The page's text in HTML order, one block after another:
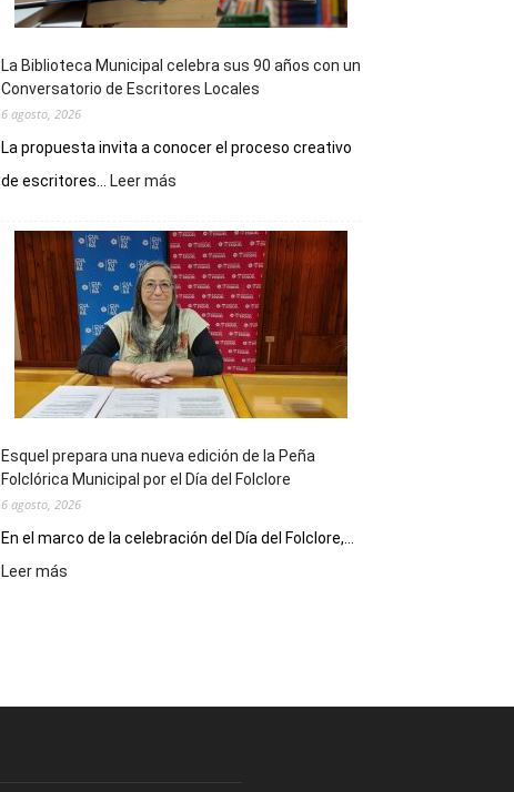
La Biblioteca Municipal celebra sus 90 años con un
Conversatorio de Escritores Locales
6 agosto, 2026
La propuesta invita a conocer el proceso creativo
de escritores...
Leer más
Municipal
celebra
sus
90
años
con
un
Conversatorio
Escritores
Locales
Esquel prepara una nueva edición de la Peña
Folclórica Municipal por el Día del Folclore
6 agosto, 2026
En el marco de la celebración del Día del Folclore,...
Leer más
de